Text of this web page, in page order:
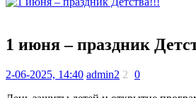
1 июня – праздник
2-06-2025, 14:40 admin2 2 0